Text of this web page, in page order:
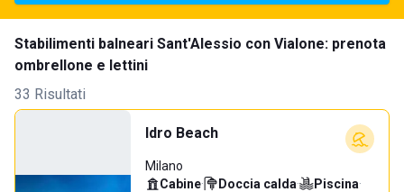
Stabilimenti balneari Sant'Alessio con Vialone: prenota
ombrellone e lettini
33 Risultati
Idro Beach
Milano
Cabine· Doccia calda· Piscina·